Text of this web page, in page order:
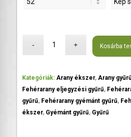
Kosárba
Kategóriák: Arany ékszer, Arany
Fehérarany eljegyzési gyűrű,
gyűrű, Fehérarany gyémánt gyűrű,
ékszer, Gyémánt gyűrű, Gyűrű